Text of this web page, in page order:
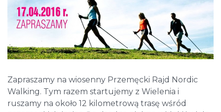
Zapraszamy na wiosenny Przemęcki Rajd Nordic
Walking. Tym razem startujemy z Wielenia i
ruszamy na około 12 kilometrową trasę wśród